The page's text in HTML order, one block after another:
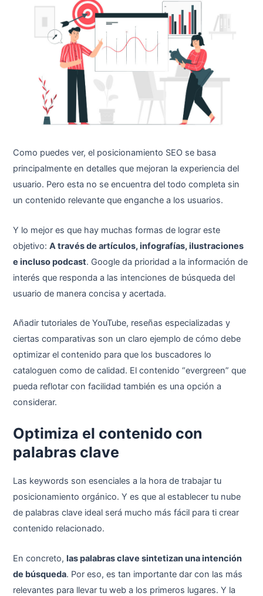
Como puedes ver, el posicionamiento SEO se basa
principalmente en detalles que mejoran la experiencia del
usuario. Pero esta no se encuentra del todo completa sin
un contenido relevante que enganche a los usuarios.
Y lo mejor es que hay muchas formas de lograr este
objetivo:A través de artículos, infografías, ilustraciones
e incluso podcast. Google da prioridad a la información de
interés que responda a las intenciones de búsqueda del
usuario de manera concisa y acertada.
Añadir tutoriales de YouTube, reseñas especializadas y
ciertas comparativas son un claro ejemplo de cómo debe
optimizar el contenido para que los buscadores lo
cataloguen como de calidad. El contenido “evergreen” que
pueda reflotar con facilidad también es una opción a
considerar.
Optimiza el contenido con
palabras clave
Las keywords son esenciales a la hora de trabajar tu
posicionamiento orgánico. Y es que al establecer tu nube
de palabras clave ideal será mucho más fácil para ti crear
contenido relacionado.
En concreto,las palabras clave sintetizan una intención
de búsqueda. Por eso, es tan importante dar con las más
relevantes para llevar tu web a los primeros lugares. Y la